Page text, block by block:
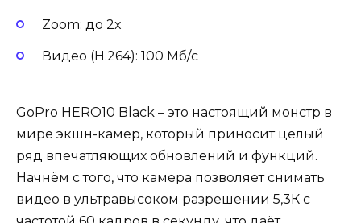
Zoom: до 2x
Видео (H.264): 100 Mб/с
GoPro HERO10 Black – это настоящий монстр в
мире экшн-камер, который приносит целый
ряд впечатляющих обновлений и функций.
Начнём с того, что камера позволяет снимать
видео в ультравысоком разрешении 5,3К с